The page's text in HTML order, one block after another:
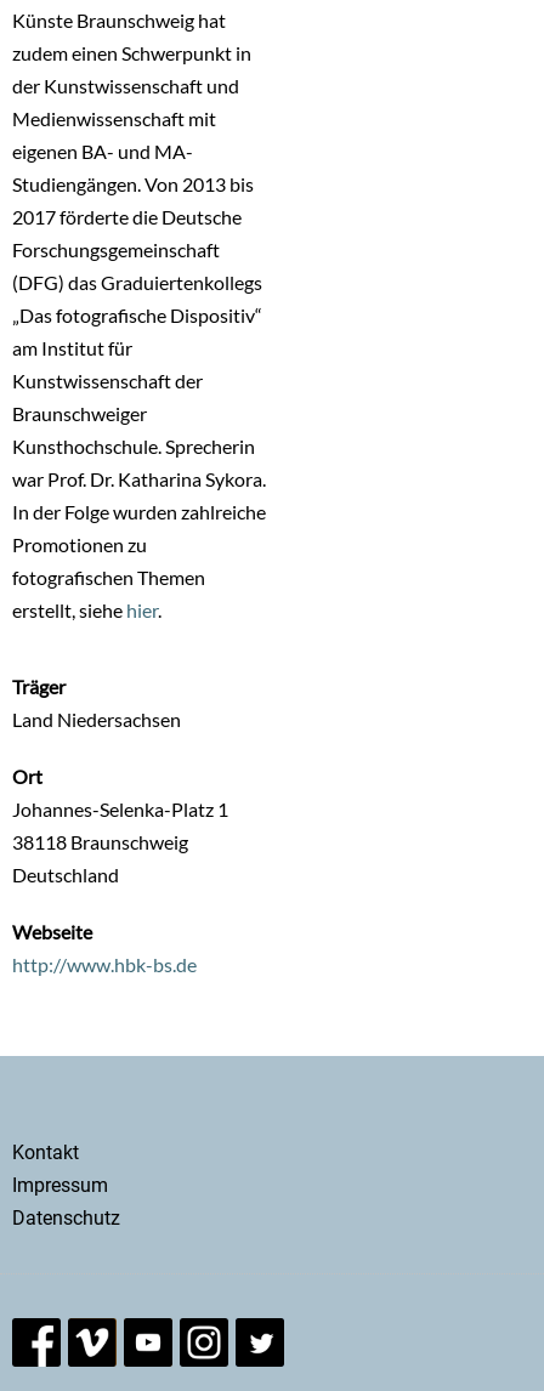
Künste Braunschweig hat
zudem einen Schwerpunkt in
der Kunstwissenschaft und
Medienwissenschaft mit
eigenen BA- und MA-
Studiengängen. Von 2013 bis
2017 förderte die Deutsche
Forschungsgemeinschaft
(DFG) das Graduiertenkollegs
„Das fotografische Dispositiv“
am Institut für
Kunstwissenschaft der
Braunschweiger
Kunsthochschule. Sprecherin
war Prof. Dr. Katharina Sykora.
In der Folge wurden zahlreiche
Promotionen zu
fotografischen Themen
erstellt, siehe hier.
Träger
Land Niedersachsen
Ort
Johannes-Selenka-Platz 1
38118 Braunschweig
Deutschland
Webseite
http://www.hbk-bs.de
Secondary
menu
Kontakt
Impressum
Datenschutz